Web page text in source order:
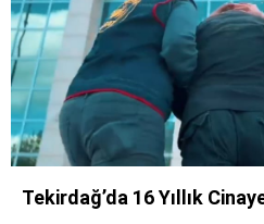
Tekirdağ’da 16 Yıllık